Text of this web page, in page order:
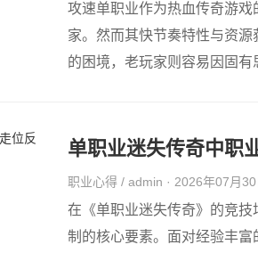
攻速单职业作为热血传奇游
家。然而其快节奏特性与资
的困境，老玩家则容易因固
单职业迷失传奇中职
职业心得 / admin · 2026年07月30
在《单职业迷失传奇》的竞
制的核心要素。面对经验丰